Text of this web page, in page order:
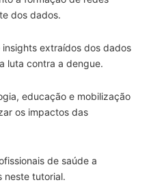
dos dados.
extraídos dos dados
luta contra a dengue.
educação e mobilização
os impactos das
de saúde a
neste tutorial.